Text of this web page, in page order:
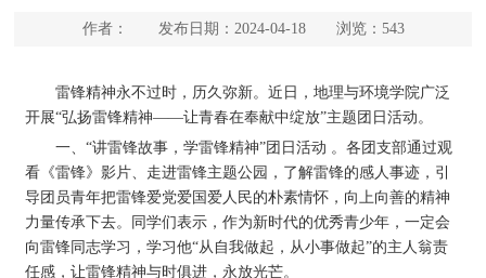
作者： 发布日期：2024-04-18 浏览： 543
雷锋精神永不过时，历久弥新。近日，地理与环境学院广泛
开展“弘扬雷锋精神——让青春在奉献中绽放”主题团日活动。
一、“讲雷锋故事，学雷锋精神”团日活动 。各团支部通过观
看《雷锋》影片、走进雷锋主题公园，了解雷锋的感人事迹，引
导团员青年把雷锋爱党爱国爱人民的朴素情怀，向上向善的精神
力量传承下去。同学们表示，作为新时代的优秀青少年，一定会
向雷锋同志学习，学习他“从自我做起，从小事做起”的主人翁责
任感，让雷锋精神与时俱进，永放光芒。